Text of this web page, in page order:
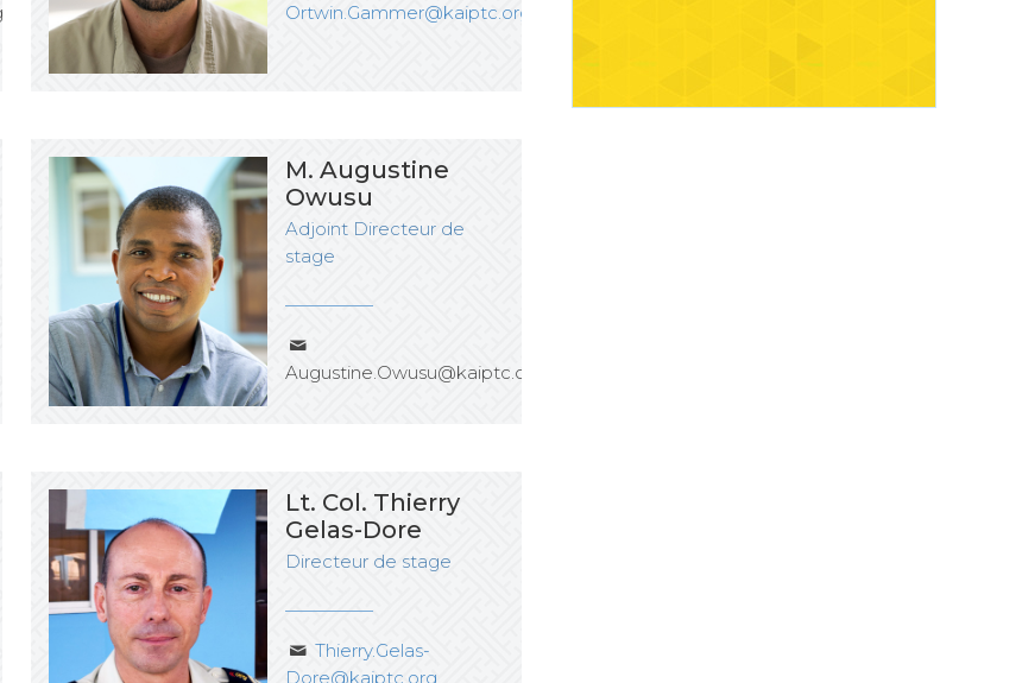
Ortwin.Gammer@kaiptc.org
M. Augustine
Owusu
Adjoint Directeur de
stage
Augustine.Owusu@kaiptc.org
Lt. Col. Thierry
Gelas-Dore
Directeur de stage
Thierry.Gelas-
Dore@kaiptc.org